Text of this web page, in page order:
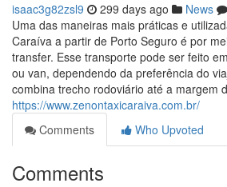
isaac3g82zsl9 299 days ago News
Uma das maneiras mais práticas e
Caraíva a partir de Porto Seguro é por
transfer. Esse transporte pode ser feito
ou van, dependendo da preferência do
combina trecho rodoviário até a margem
https://www.zenontaxicaraiva.com.br/
Comments
Who Upvoted
Comments